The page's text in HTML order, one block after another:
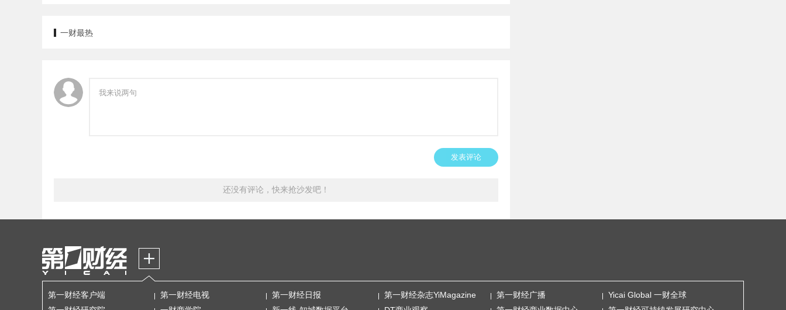
一财最热
发表评论
还没有评论，快来抢沙发吧！
第一财经客户端 第一财经电视 第一财经日报 第一财经杂志YiMagazine 第一财经广播
Yicai Global 一财全球